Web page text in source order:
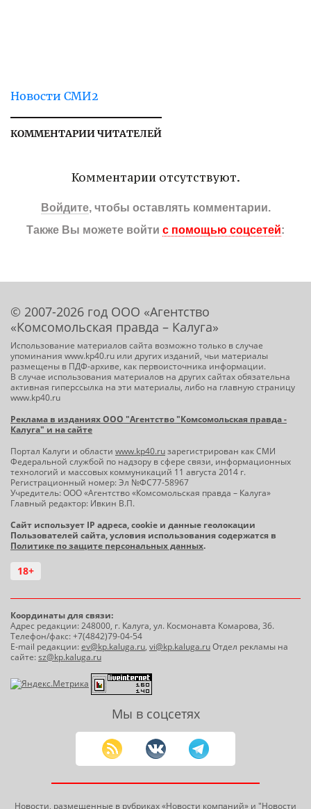
Новости СМИ2
КОММЕНТАРИИ ЧИТАТЕЛЕЙ
Комментарии отсутствуют.
Войдите, чтобы оставлять комментарии.
Также Вы можете войти с помощью соцсетей:
© 2007-2026 год ООО «Агентство
«Комсомольская правда – Калуга»
Использование материалов сайта возможно только в случае
упоминания www.kp40.ru или других изданий, чьи материалы
размещены в ПДФ-архиве, как первоисточника информации.
В случае использования материалов на других сайтах обязательна
активная гиперссылка на эти материалы, либо на главную страницу
www.kp40.ru
Реклама в изданиях ООО "Агентство "Комсомольская правда -
Калуга" и на сайте
Портал Калуги и области www.kp40.ruзарегистрирован как СМИ
Федеральной службой по надзору в сфере связи, информационных
технологий и массовых коммуникаций 11 августа 2014 г.
Регистрационный номер: Эл №ФС77-58967
Учредитель: ООО «Агентство «Комсомольская правда – Калуга»
Главный редактор: Ивкин В.П.
Сайт использует IP адреса, cookie и данные геолокации
Пользователей сайта, условия использования содержатся в
Политике по защите персональных данных.
18+
Координаты для связи:
Адрес редакции: 248000, г. Калуга, ул. Космонавта Комарова, 36.
Телефон/факс: +7(4842)79-04-54
E-mail редакции:ev@kp.kaluga.ru, vi@kp.kaluga.ruОтдел рекламы на
сайте:sz@kp.kaluga.ru
Мы в соцсетях
Новости, размещенные в рубриках «Новости компаний» и "Новости